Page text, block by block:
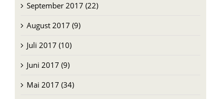
September 2017 (22)
August 2017 (9)
Juli 2017 (10)
Juni 2017 (9)
Mai 2017 (34)